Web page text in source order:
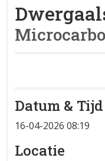
Datum & Tijd
16-04-2026 08:19
Locatie